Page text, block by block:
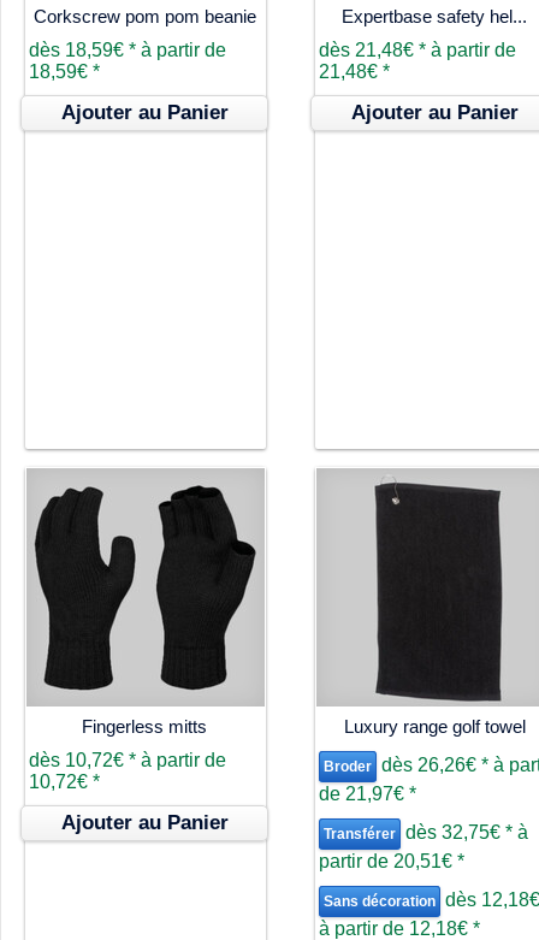
Corkscrew pom pom beanie
dès 18,59€ * à partir de
18,59€ *
Ajouter au Panier
Expertbase safety hel...
dès 21,48€ * à partir de
21,48€ *
Ajouter au Panier
Fingerless mitts
dès 10,72€ * à partir de
10,72€ *
Ajouter au Panier
Luxury range golf towel
Broder dès 26,26€ * à
de 21,97€ *
Transférer dès 32,75€ * à
partir de 20,51€ *
Sans décoration dès
à partir de 12,18€ *